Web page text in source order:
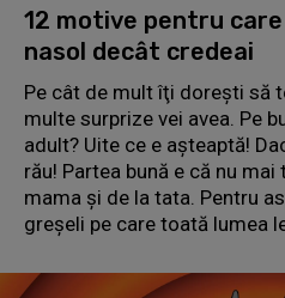
12 motive pentru
nasol decât credeai
Pe cât de mult îţi doreşti să
multe surprize vei avea. Pe
adult? Uite ce e aşteaptă!
rău! Partea bună e că nu
mama şi de la tata. Pentru
greşeli pe care toată lumea